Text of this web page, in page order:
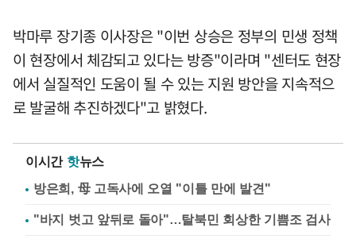
박마루 장기종 이사장은 "이번 상승은 정부의 민생 정책
이 현장에서 체감되고 있다는 방증"이라며 "센터도 현장
에서 실질적인 도움이 될 수 있는 지원 방안을 지속적으
로 발굴해 추진하겠다"고 밝혔다.
이시간 핫뉴스
방은희, 母 고독사에 오열 "이틀 만에 발견"
"바지 벗고 앞뒤로 돌아"…탈북민 회상한 기쁨조 검사